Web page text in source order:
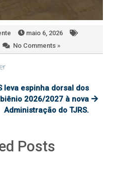
maio 6, 2026
No Comments »
leva espinha dorsal dos
2026/2027 à nova
Administração do TJRS.
Posts